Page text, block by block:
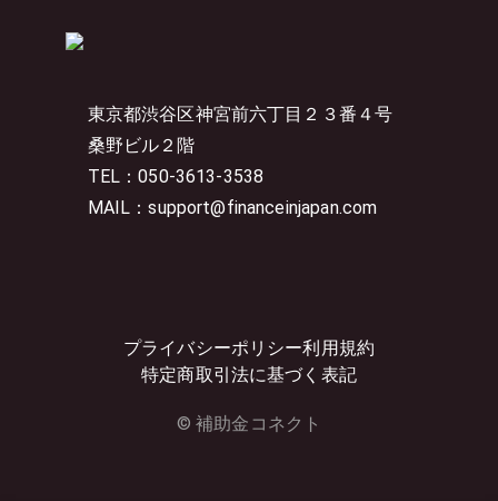
東京都渋谷区神宮前六丁目２３番４号
桑野ビル２階
TEL：050-3613-3538
MAIL：support@financeinjapan.com
プライバシーポリシー利用規約
特定商取引法に基づく表記
© 補助金コネクト